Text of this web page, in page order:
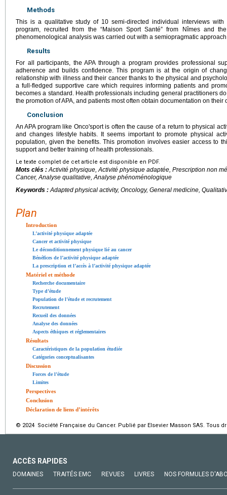
Methods
This is a qualitative study of 10 semi-directed individual interviews with
program, recruited from the “Maison Sport Santé” from Nîmes and
phenomenological analysis was carried out with a semiopragmatic
Results
For all participants, the APA through a program provides professional
adherence and builds confidence. This program is at the origin of
relationship with illness and their cancer thanks to the physical and
a full-fledged supportive care which requires informing patients and
becomes a standard. Health professionals including general practitioners
the promotion of APA, and patients most often obtain documentation on
Conclusion
An APA program like Onco'sport is often the cause of a return to physical
and changes lifestyle habits. It seems important to promote physical
population, given the benefits. This promotion involves easier access to
support and better training of health professionals.
Le texte complet de cet article est disponible en PDF.
Mots clés :Activité physique, Activité physique adaptée, Prescription non
Cancer, Analyse qualitative, Analyse phénoménologique
Keywords :Adapted physical activity, Oncology, General medicine,
Plan
Introduction
L’activité physique adaptée
Cancer et activité physique
Le déconditionnement physique lié au cancer
Bénéfices de l’activité physique adaptée
La prescription et l’accès à l’activité physique adaptée
Matériel et méthode
Recherche documentaire
Type d’étude
Population de l’étude et recrutement
Recrutement
Recueil des données
Analyse des données
Aspects éthiques et réglementaires
Résultats
Caractéristiques de la population étudiée
Catégories conceptualisantes
Discussion
Forces de l’étude
Limites
Perspectives
Conclusion
Déclaration de liens d’intérêts
© 2024 Société Française du Cancer. Publié par Elsevier Masson SAS. Tous
ACCÈS RAPIDES
DOMAINES TRAITÉS EMC REVUES LIVRES NOS FORMULES